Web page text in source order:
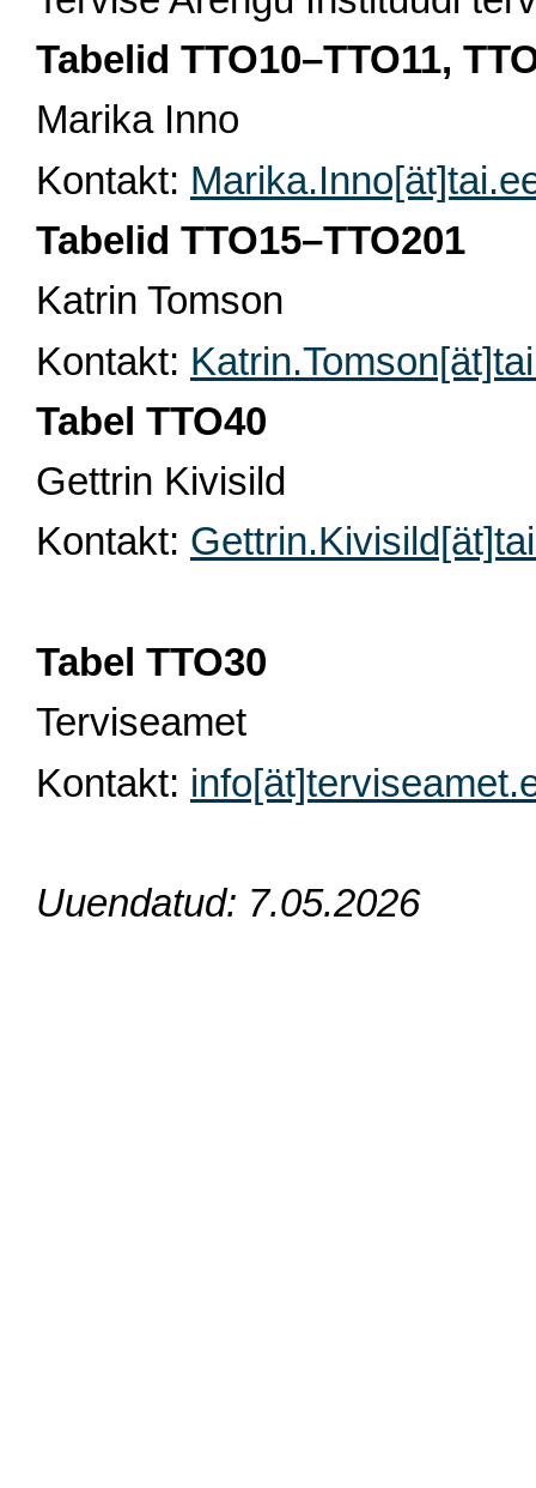
Tabelid TTO10–TTO11,
Marika Inno
Kontakt:
Tabelid TTO15–TTO201
Katrin Tomson
Kontakt:
Tabel TTO40
Gettrin Kivisild
Kontakt:
Tabel TTO30
Terviseamet
Kontakt:
Uuendatud: 7.05.2026